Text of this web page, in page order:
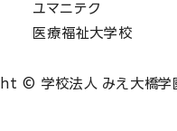
ユマニテク
医療福祉大学校
© 学校法人 みえ大橋